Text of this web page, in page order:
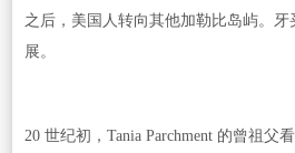
之后，美国人转向其他加勒比岛屿。
展。
20 世纪初，Tania Parchment 的曾祖父